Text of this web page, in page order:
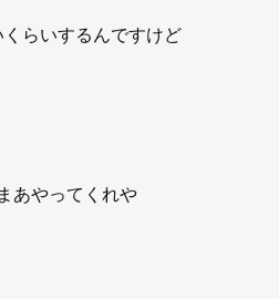
らいするんですけど
あやってくれや